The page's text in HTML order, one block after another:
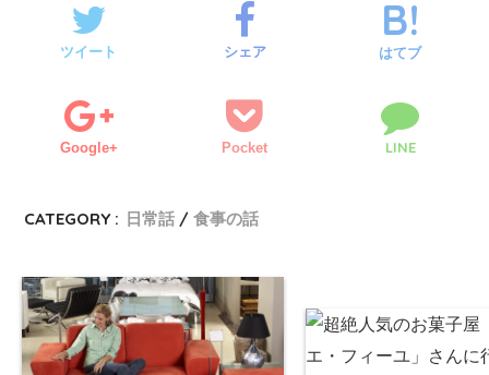
ツイート シェア はてブ
Google+ Pocket LINE
CATEGORY : 日常話 食事の話